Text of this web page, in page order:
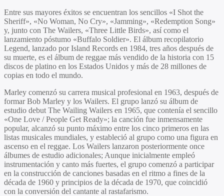
Entre sus mayores éxitos se encuentran los sencillos «I Shot the
Sheriff», «No Woman, No Cry», «Jamming», «Redemption Song»
y, junto con The Wailers, «Three Little Birds», así como el
lanzamiento póstumo «Buffalo Soldier». El álbum recopilatorio
Legend, lanzado por Island Records en 1984, tres años después de
su muerte, es el álbum de reggae más vendido de la historia con 15
discos de platino en los Estados Unidos​ y más de 28 millones de
copias en todo el mundo.
Marley comenzó su carrera musical profesional en 1963, después de
formar Bob Marley y los Wailers. El grupo lanzó su álbum de
estudio debut The Wailing Wailers en 1965, que contenía el sencillo
«One Love / People Get Ready»; la canción fue inmensamente
popular, alcanzó su punto máximo entre los cinco primeros en las
listas musicales mundiales, y estableció al grupo como una figura en
ascenso en el reggae. Los Wailers lanzaron posteriormente once
álbumes de estudio adicionales; Aunque inicialmente empleó
instrumentación y canto más fuertes, el grupo comenzó a participar
en la construcción de canciones basadas en el ritmo a fines de la
década de 1960 y principios de la década de 1970, que coincidió
con la conversión del cantante al rastafarismo.